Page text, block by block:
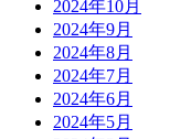
2024年10月
2024年9月
2024年8月
2024年7月
2024年6月
2024年5月